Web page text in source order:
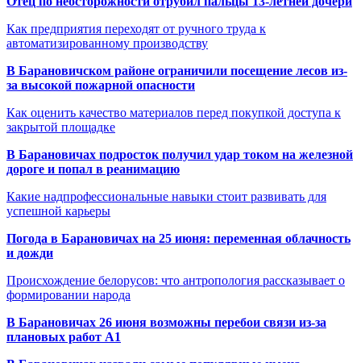
Как предприятия переходят от ручного труда к
автоматизированному производству
В Барановичском районе ограничили посещение лесов из-
за высокой пожарной опасности
Как оценить качество материалов перед покупкой доступа к
закрытой площадке
В Барановичах подросток получил удар током на железной
дороге и попал в реанимацию
Какие надпрофессиональные навыки стоит развивать для
успешной карьеры
Погода в Барановичах на 25 июня: переменная облачность
и дожди
Происхождение белорусов: что антропология рассказывает о
формировании народа
В Барановичах 26 июня возможны перебои связи из-за
плановых работ A1